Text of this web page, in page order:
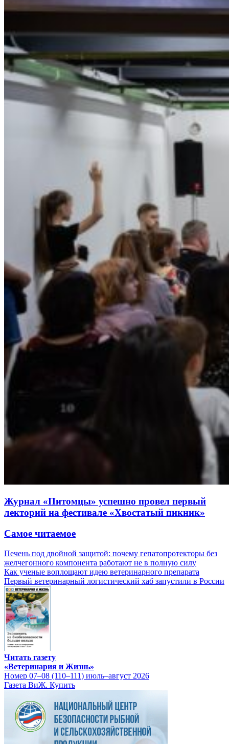
Журнал «Питомцы» успешно провел первый
лекторий на фестивале «Хвостатый пикник»
Самое читаемое
Печень под двойной защитой: почему гепатопротекторы без
желчегонного компонента работают не в полную силу
Как ученые воплощают идею ветеринарного препарата
Первый ветеринарный логистический хаб запустили в России
Читать газету
«Ветеринария и Жизнь»
Номер 07–08 (110–111) июль–август 2026
Газета ВиЖ. Купить